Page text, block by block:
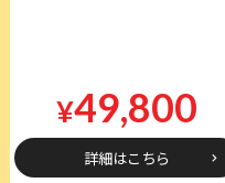
¥49,800
詳細はこちら